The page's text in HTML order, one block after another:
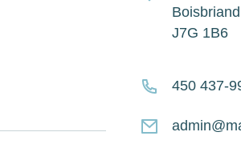
J7G 1B6
450 437-